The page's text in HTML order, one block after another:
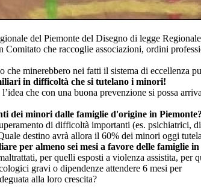
del Piemonte del Disegno di legge
Comitato che raccoglie associazioni, ordini
minerebbero nei fatti il sistema di eccellenza
in difficoltà che si tutelano i minori!
che con una buona prevenzione si possa
dei minori dalle famiglie d'origine in Piemonte?
di difficoltà importanti (es.
destino avrà allora il 60% dei minori oggi
per almeno sei mesi a favore delle famiglie
per quelli esposti a violenza assistita,
gravi o dipendenze attendere 6 mesi per
alla loro crescita?